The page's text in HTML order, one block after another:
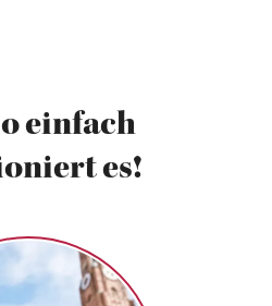
einfach
es!